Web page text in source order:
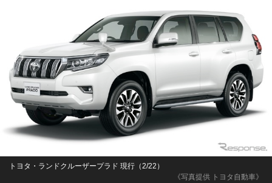
《写真提供 トヨタ自動車》
トヨタ・ランドクルーザープラド 現行（2/22）